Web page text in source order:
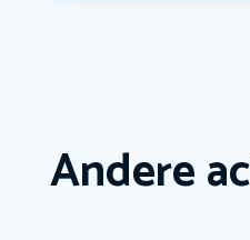
Andere